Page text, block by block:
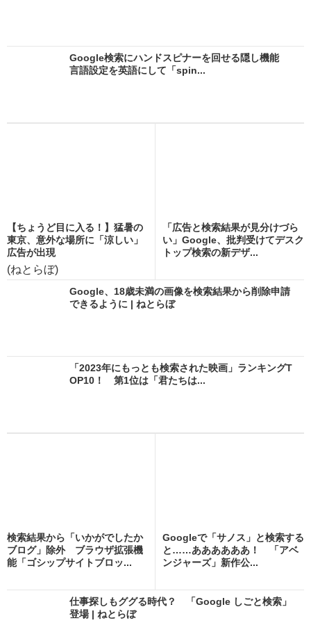
Google検索にハンドスピナーを回せる隠し機能
言語設定を英語にして「spin...
【ちょうど目に入る！】猛暑の
東京、意外な場所に「涼しい」
広告が出現
(ねとらぼ)
「広告と検索結果が見分けづら
い」Google、批判受けてデスク
トップ検索の新デザ...
Google、18歳未満の画像を検索結果から削除申請
できるように | ねとらぼ
「2023年にもっとも検索された映画」ランキングT
OP10！ 第1位は「君たちは...
検索結果から「いかがでしたか
ブログ」除外 ブラウザ拡張機
能「ゴシップサイトブロッ...
Googleで「サノス」と検索する
と……ああああああ！ 「アベ
ンジャーズ」新作公...
仕事探しもググる時代？ 「Google しごと検索」
登場 | ねとらぼ